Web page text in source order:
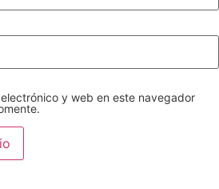
y web en este navegador